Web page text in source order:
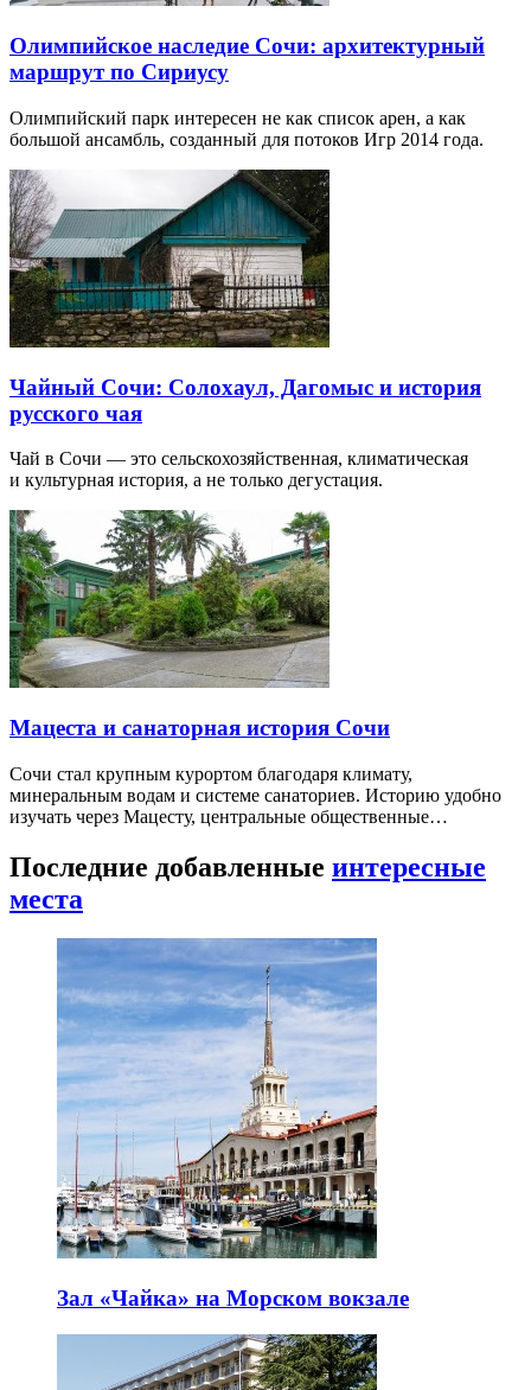
Олимпийское наследие Сочи: архитектурный
маршрут по Сириусу
Олимпийский парк интересен не как список арен, а как
большой ансамбль, созданный для потоков Игр 2014 года.
Чайный Сочи: Солохаул, Дагомыс и история
русского чая
Чай в Сочи — это сельскохозяйственная, климатическая
и культурная история, а не только дегустация.
Мацеста и санаторная история Сочи
Сочи стал крупным курортом благодаря климату,
минеральным водам и системе санаториев. Историю удобно
изучать через Мацесту, центральные общественные…
Последние добавленные интересные
места
Зал «Чайка» на Морском вокзале